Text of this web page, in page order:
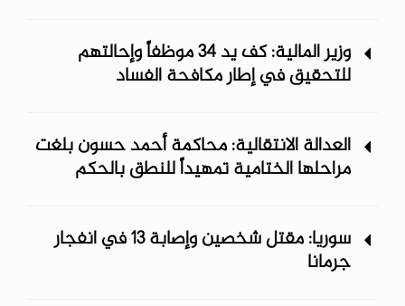
وزير المالية: كف يد 34 موظفاً وإحالتهم
للتحقيق في إطار مكافحة الفساد
العدالة الانتقالية: محاكمة أحمد حسون بلغت
مراحلها الختامية تمهيداً للنطق بالحكم
سوريا: مقتل شخصين وإصابة 13 في انفجار
جرمانا